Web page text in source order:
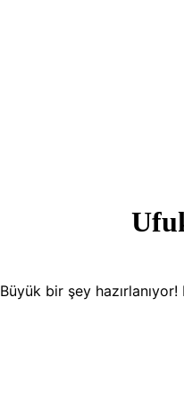
Büyük bir şey hazırlanıyor!